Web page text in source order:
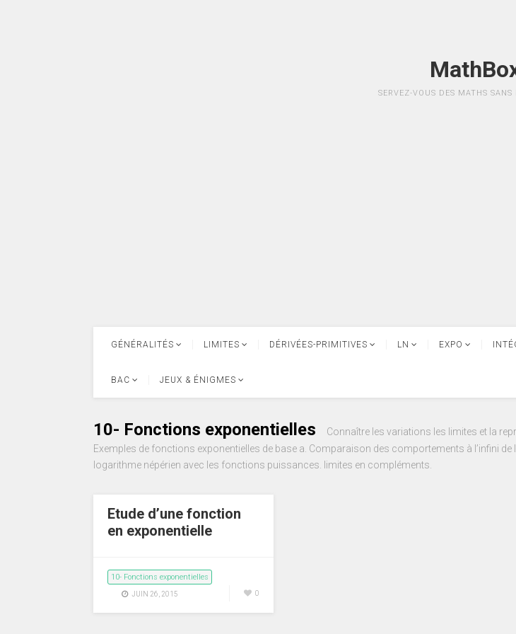
SERVEZ-VOUS DES MATHS SANS
GÉNÉRALITÉS LIMITES DÉRIVÉES-PRIMITIVES LN EXPO
BAC JEUX & ÉNIGMES
10- Fonctions exponentielles
Connaître les variations les limites et la
Exemples de fonctions exponentielles de base a. Comparaison des comportements à l’infini
logarithme népérien avec les fonctions puissances. limites en compléments.
Etude d’une fonction
en exponentielle
10- Fonctions exponentielles
JUIN 26, 2015 0